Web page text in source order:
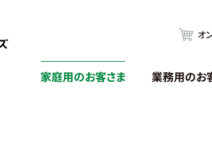
オ
家庭用のお客さま 業務用のお